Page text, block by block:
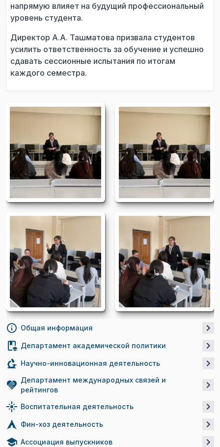
Общая информация
Департамент академической политики
Научно-инновационная деятельность
Департамент международных связей и
рейтингов
Воспитательная деятельность
Фин-хоз деятельность
Ассоциация выпускников
напрямую влияет на будущий профессиональный
уровень студента.
Директор А.А. Ташматова призвала студентов
усилить ответственность за обучение и успешно
сдавать сессионные испытания по итогам
каждого семестра.